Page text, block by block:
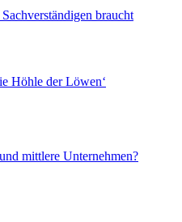
braucht
Höhle der Löwen‘
mittlere Unternehmen?